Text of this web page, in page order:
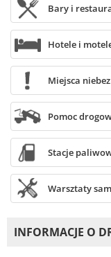
Bary i
Hotele i
Miejsca
Pomoc
Stacje
Warsztaty
INFORMACJE O